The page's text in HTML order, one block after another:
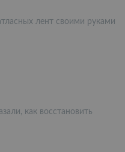
лент своими руками
как восстановить